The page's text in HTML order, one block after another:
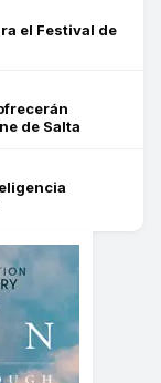
el Festival de
de Salta